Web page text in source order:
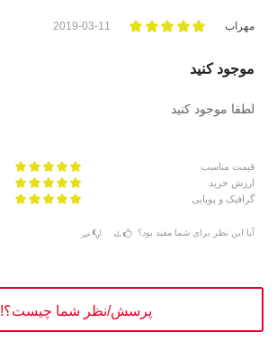
مهراب 2019-03-11
موجود کنید
لطفا موجود کنید
قیمت مناسب
ارزش خرید
گرافیک و پویایی
آیا این نظر برای شما مفید بود؟ بله خیر
پرسش/نظر شما چیست؟!